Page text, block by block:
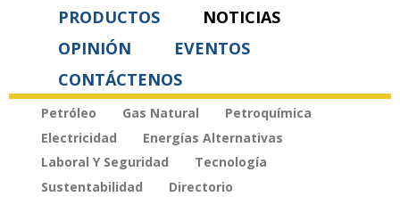
PRODUCTOS
NOTICIAS
OPINIÓN
EVENTOS
CONTÁCTENOS
Petróleo Gas Natural
Petroquímica
Electricidad
Energías Alternativas
Laboral Y Seguridad
Tecnología
Sustentabilidad
Directorio